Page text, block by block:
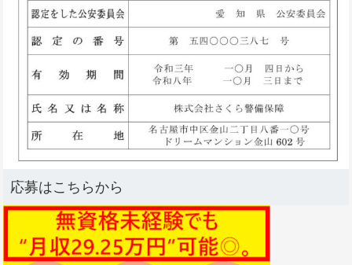
応募はこちらから